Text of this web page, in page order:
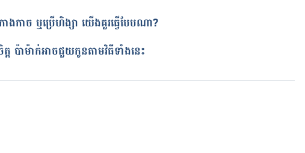
how-to-be-kinder-to-yourself/
ាន់ ស៊ីណេត
ា
ោងកាច ឬប្រើហិង្សា យើងគួរធ្វើបែបណា?
ត ប៉ាម៉ាក់អាចជួយកូនតាមវិធីទាំងនេះ​​​​​​​​​​​​​​​​​​​​​​​​​​​​​​​​​​​​​​​​